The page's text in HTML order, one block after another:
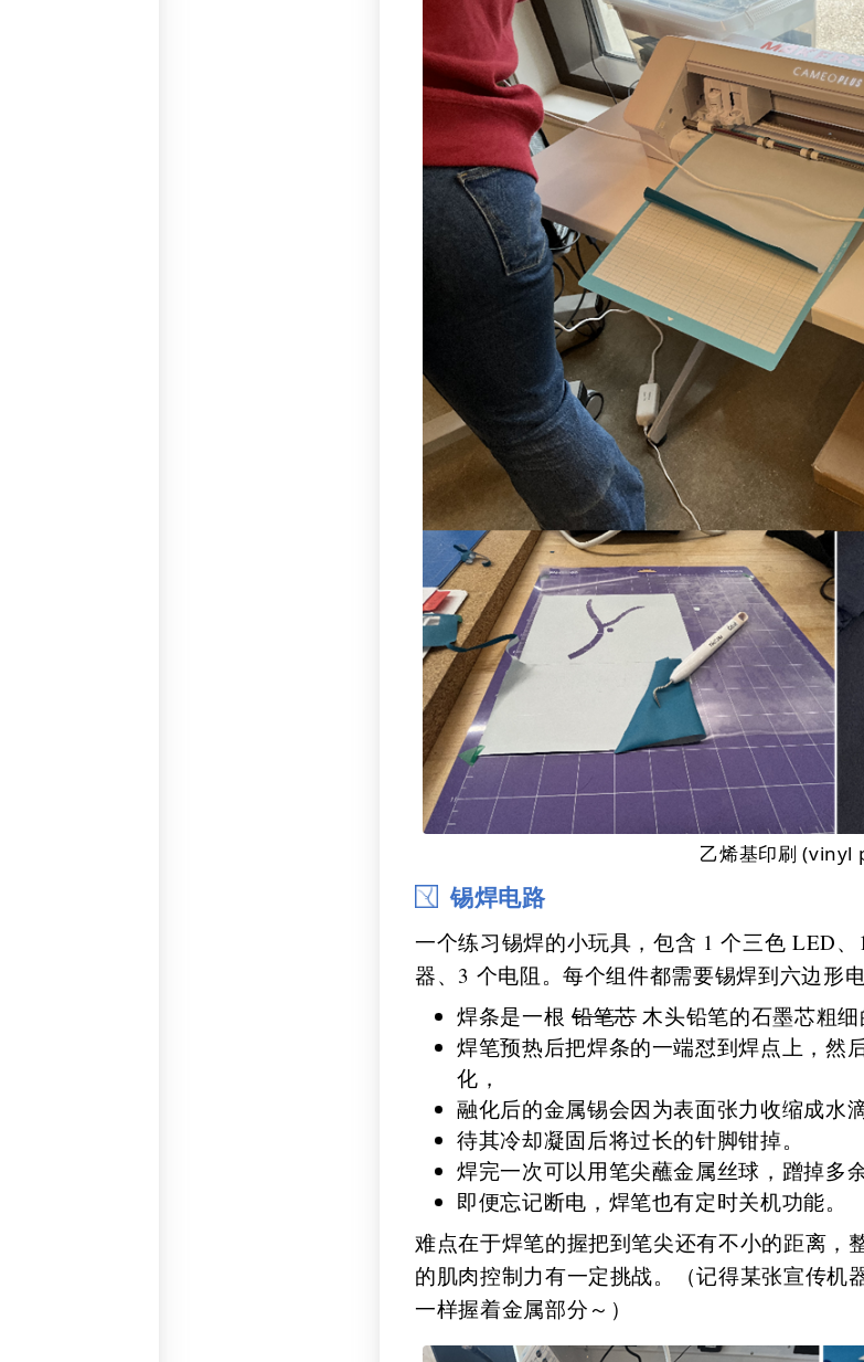
乙烯基印刷
锡焊电路
一个练习锡焊的小玩具，包含 1 个三色 LED
器、3 个电阻。每个组件都需要锡焊到六边形电
焊条是一根铅笔芯木头铅笔的石墨芯粗细
焊笔预热后把焊条的一端怼到焊点上，然
化，
融化后的金属锡会因为表面张力收缩成水
待其冷却凝固后将过长的针脚钳掉。
焊完一次可以用笔尖蘸金属丝球，蹭掉多
即便忘记断电，焊笔也有定时关机功能。
难点在于焊笔的握把到笔尖还有不小的距离，
的肌肉控制力有一定挑战。（记得某张宣传机
一样握着金属部分～）